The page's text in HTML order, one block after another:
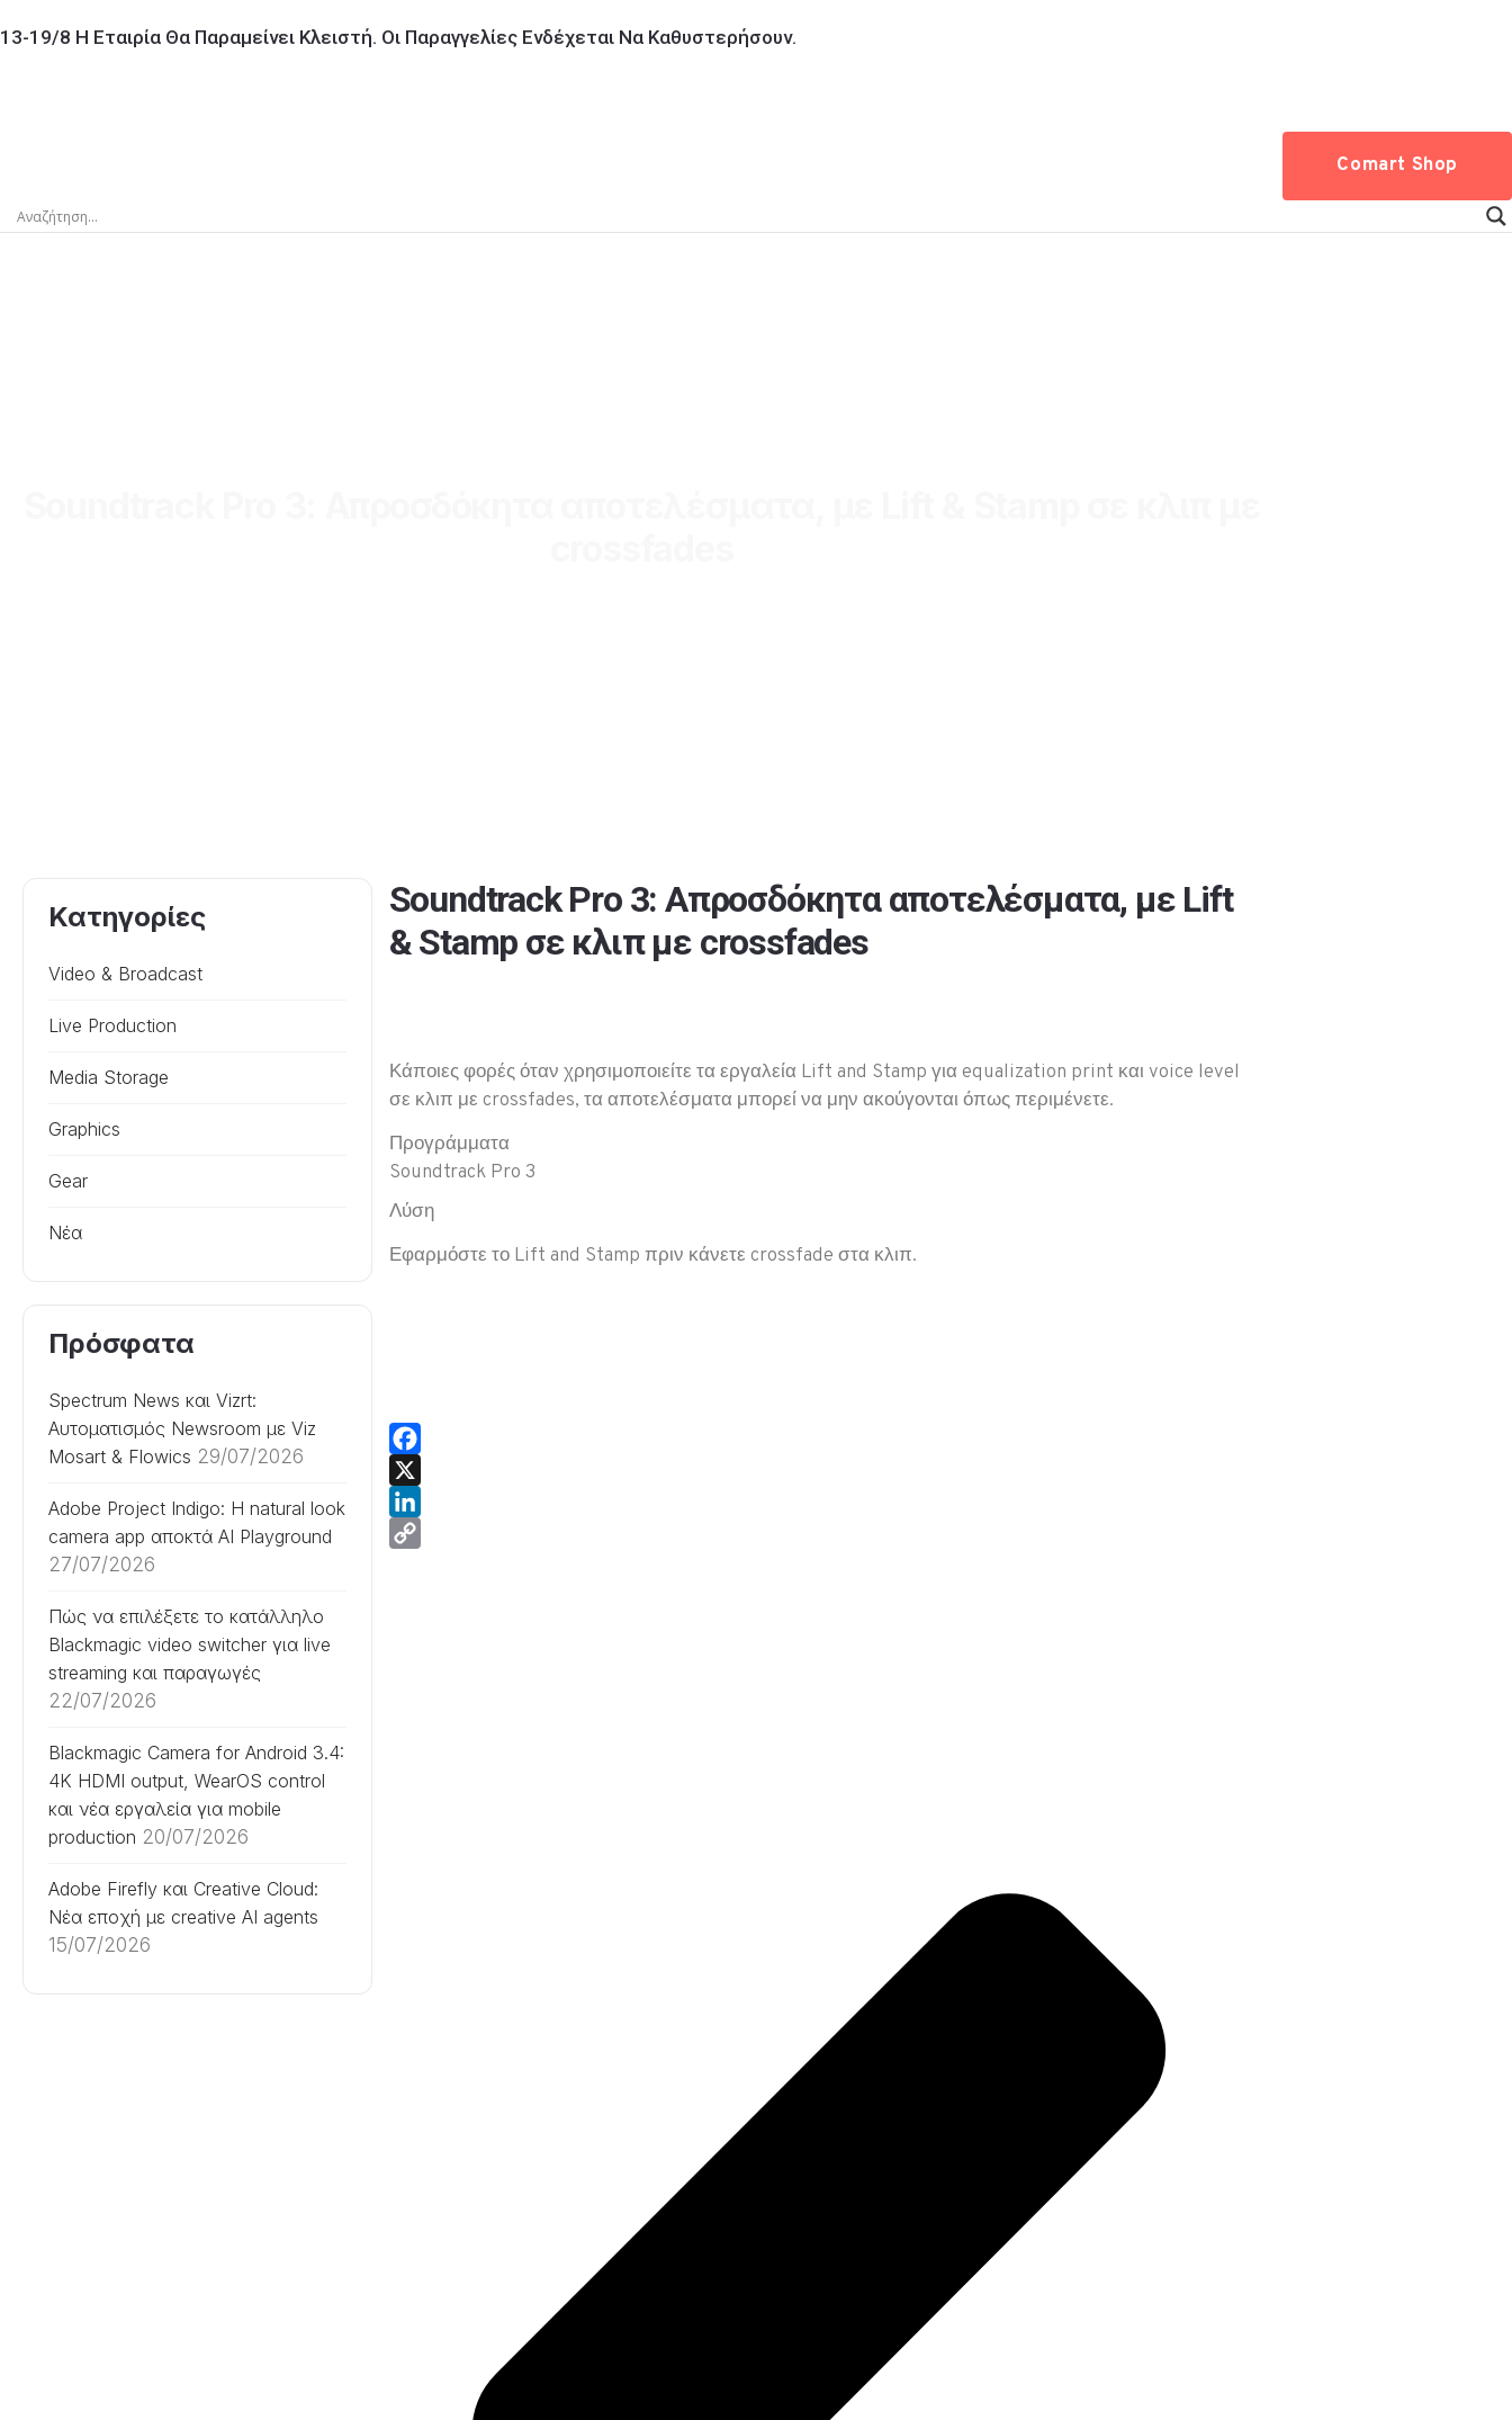
13-19/8 Η Εταιρία Θα Παραμείνει Κλειστή. Οι Παραγγελίες Ενδέχεται Να Καθυστερήσουν.
Comart Shop
Κατηγορίες
Video & Broadcast
Live Production
Media Storage
Graphics
Gear
Νέα
Πρόσφατα
Spectrum News και Vizrt:
Αυτοματισμός Newsroom με Viz
Mosart & Flowics 29/07/2026
Adobe Project Indigo: Η natural look
camera app αποκτά AI Playground
27/07/2026
Πώς να επιλέξετε το κατάλληλο
Blackmagic video switcher για live
streaming και παραγωγές
22/07/2026
Blackmagic Camera for Android 3.4:
4K HDMI output, WearOS control
και νέα εργαλεία για mobile
production 20/07/2026
Adobe Firefly και Creative Cloud:
Νέα εποχή με creative AI agents
15/07/2026
Soundtrack Pro 3: Απροσδόκητα αποτελέσματα, με Lift
& Stamp σε κλιπ με crossfades
Κάποιες φορές όταν χρησιμοποιείτε τα εργαλεία Lift and Stamp για equalization print και voice level
σε κλιπ με crossfades, τα αποτελέσματα μπορεί να μην ακούγονται όπως περιμένετε.
Προγράμματα
Soundtrack Pro 3
Λύση
Εφαρμόστε το Lift and Stamp πριν κάνετε crossfade στα κλιπ.
Facebook
X
LinkedIn